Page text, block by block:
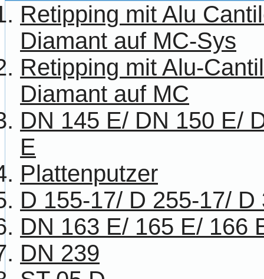
Retipping mit Alu
Diamant auf MC-Sys
Retipping mit Alu-
Diamant auf MC
DN 145 E/ DN 150 E/
E
Plattenputzer
D 155-17/ D 255-17/ D
DN 163 E/ 165 E/ 166
DN 239